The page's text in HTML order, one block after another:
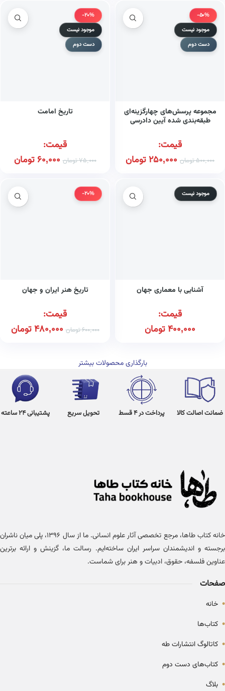
-50%
موجود نیست
دست دوم
مجموعه پرسش‌های چهارگزینه‌ای
طبقه‌بندی شده آیین دادرسی
قیمت:
500,000تومان 250,000تومان
-20%
موجود نیست
دست دوم
تاریخ امامت
قیمت:
75,000تومان 60,000 تومان
موجود نیست
آشنایی با معماری جهان
قیمت:
400,000تومان
-20%
تاریخ هنر ایران و جهان
قیمت:
600,000تومان 480,000تومان
بارگذاری محصولات بیشتر
ضمانت اصالت کالا پرداخت در 4 قسط تحویل سریع پشتیبانی 24 ساعته
خانه کتاب طاها، مرجع تخصصی آثار علوم انسانی. ما از سال ۱۳۹۶، پلی میان ناشران
برجسته و اندیشمندان سراسر ایران ساخته‌ایم. رسالت ما، گزینش و ارائه برترین
عناوین فلسفه، حقوق، ادبیات و هنر برای شماست.
صفحات
• خانه
• کتاب‌ها
• کاتالوگ انتشارات طه
• کتاب‌های دست دوم
• بلاگ